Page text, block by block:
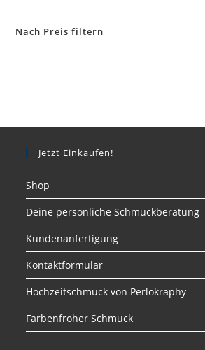
Nach Preis filtern
Jetzt Einkaufen!
Shop
Deine persönliche Schmuckberatung
Kundenanfertigung
Kontaktformular
Hochzeitschmuck von Perlokraphy
Farbenfroher Schmuck